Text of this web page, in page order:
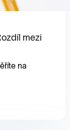
mezi
na